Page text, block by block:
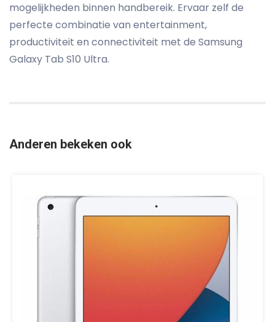
mogelijkheden binnen handbereik. Ervaar zelf de
perfecte combinatie van entertainment,
productiviteit en connectiviteit met de Samsung
Galaxy Tab S10 Ultra.
Anderen bekeken ook